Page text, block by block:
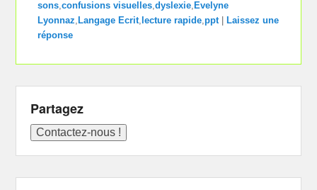
sons,confusions visuelles,dyslexie, Evelyne
Lyonnaz, Langage Ecrit, lecture rapide,ppt
Laissez une
réponse
Partagez